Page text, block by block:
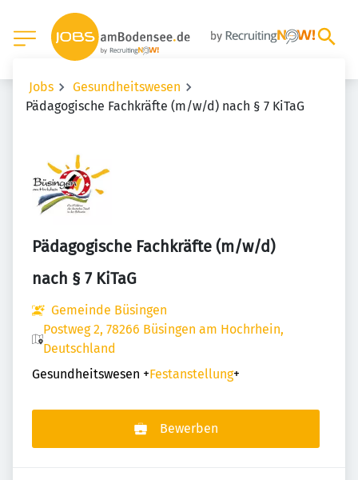
Jobs
Gesundheitswesen
Pädagogische Fachkräfte (m/w/d) nach § 7 KiTaG
Pädagogische Fachkräfte (m/w/d)
nach § 7 KiTaG
Gemeinde Büsingen
Postweg 2, 78266 Büsingen am Hochrhein,
Deutschland
Gesundheitswesen +Festanstellung+
Bewerben